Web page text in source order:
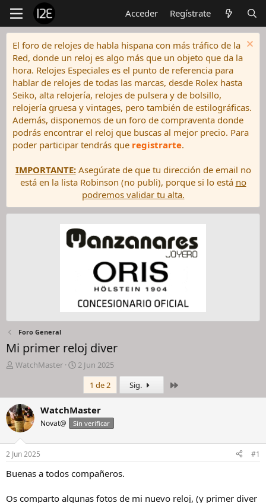
Acceder Regístrate
El foro de relojes de habla hispana con más tráfico de la
Red, donde un reloj es algo más que un objeto que da la
hora. Relojes Especiales es el punto de referencia para
hablar de relojes de todas las marcas, desde Rolex hasta
Seiko, alta relojería, relojes de pulsera y de bolsillo,
relojería gruesa y vintages, pero también de estilográficas.
Además, disponemos de un foro de compraventa donde
podrás encontrar el reloj que buscas al mejor precio. Para
poder participar tendrás que registrarte.
IMPORTANTE:Asegúrate de que tu dirección de email no
está en la lista Robinson (no publi), porque si lo está no
podremos validar tu alta.
Foro General
Mi primer reloj diver
I
c
i
a
d
o
d
e
WatchMaster
F
h
a
d
e
i
c
2 Jun 2025
1 de 2
Sig.
WatchMaster
Novat@ Sin verificar
2 Jun 2025 #1
Buenas a todos compañeros.
Os comparto algunas fotos de mi nuevo reloj, (y primer diver